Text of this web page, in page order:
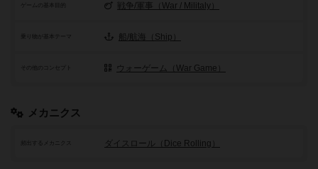
ゲームの基本目的 戦争/軍事（War / Militaly）
乗り物が基本テーマ 船/航海（Ship）
その他のコンセプト ウォーゲーム（War Game）
メカニクス
頻出するメカニクス ダイスロール（Dice Rolling）